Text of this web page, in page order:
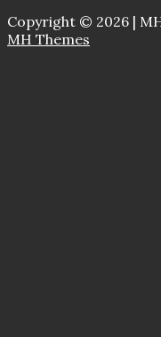
Copyright © 2026 |
MH Themes